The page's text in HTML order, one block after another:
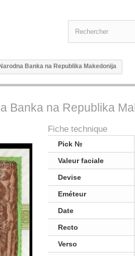
Banka na Republika Makedonija
Banka na Republika
Fiche technique
Pick №
Valeur faciale
Devise
Eméteur
Date
Recto
Verso